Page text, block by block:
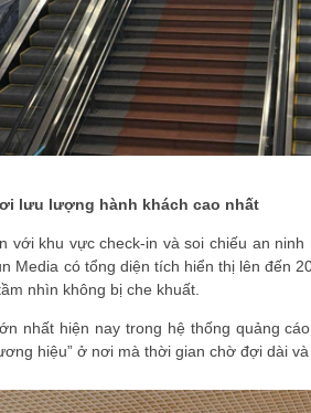
lưu lượng hành khách cao nhất
với khu vực check-in và soi chiếu an
Media có tổng diện tích hiển thị lên đến
nhìn không bị che khuất.
nhất hiện nay trong hệ thống quảng
hiệu” ở nơi mà thời gian chờ đợi dài